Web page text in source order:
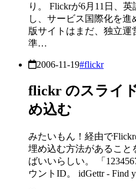
り。 Flickrが6月11日、
し、サービス国際化を
版サイトはまだ、独立運
準…
2006-11-19#flickr
flickr のスライ
め込む
みたいもん！経由で
埋め込む方法があること
ばいいらしい。 「
ウントID。 idGettr - Find